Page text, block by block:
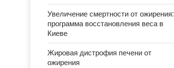
Увеличение смертности от ожирения:
программа восстановления веса в
Киеве
Жировая дистрофия печени от
ожирения